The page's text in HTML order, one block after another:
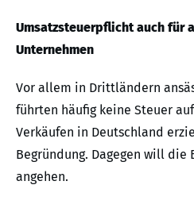
Umsatzsteuerpflicht auch für
Unternehmen
Vor allem in Drittländern
führten häufig keine Steuer
Verkäufen in Deutschland
Begründung. Dagegen will die
angehen.